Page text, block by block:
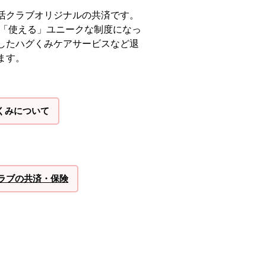
ラブオリジナルの共済です。
使える」ユニークな制度になっ
たハグくみケアサービスなど退
。
みについて
ブの共済・保険